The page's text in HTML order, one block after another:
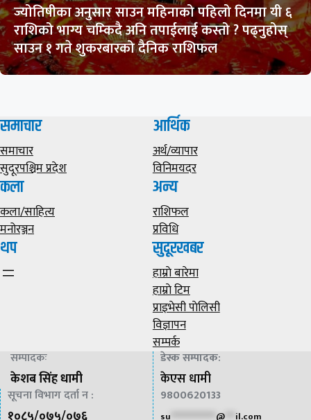
ज्योतिषीका अनुसार साउन महिनाको पहिलो दिनमा यी ६
राशिको भाग्य चम्किदै अनि तपाईलाई कस्तो ? पढ्नुहोस्
साउन १ गते शुकरबारको दैनिक राशिफल
समाचार
समाचार
सुदूरपश्चिम प्रदेश
आर्थिक
अर्थ/व्यापार
विनिमयदर
कला
कला/साहित्य
मनोरञ्जन
अन्य
राशिफल
प्रविधि
थप सुदूरखबर
हाम्राे बारेमा
हाम्राे टिम
प्राइभेसी पाेलिसी
विज्ञापन
सम्पर्क
सम्पादकः
केशब सिंह धामी
डेस्क सम्पादक:
केएस धामी
सूचना विभाग दर्ता न : 9800620133
su @*** il.com